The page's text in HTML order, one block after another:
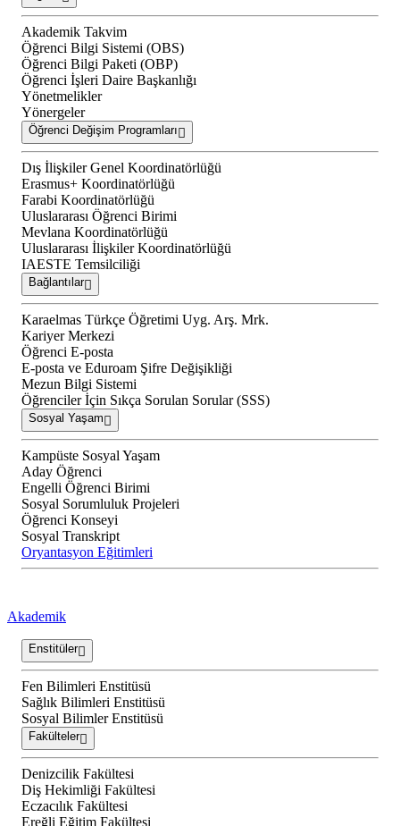
Akademik Takvim
Öğrenci Bilgi Sistemi (OBS)
Öğrenci Bilgi Paketi (OBP)
Öğrenci İşleri Daire Başkanlığı
Yönetmelikler
Yönergeler
Öğrenci Değişim Programları
Dış İlişkiler Genel Koordinatörlüğü
Erasmus+ Koordinatörlüğü
Farabi Koordinatörlüğü
Uluslararası Öğrenci Birimi
Mevlana Koordinatörlüğü
Uluslararası İlişkiler Koordinatörlüğü
IAESTE Temsilciliği
Bağlantılar
Karaelmas Türkçe Öğretimi Uyg. Arş. Mrk.
Kariyer Merkezi
Öğrenci E-posta
E-posta ve Eduroam Şifre Değişikliği
Mezun Bilgi Sistemi
Öğrenciler İçin Sıkça Sorulan Sorular (SSS)
Sosyal Yaşam
Kampüste Sosyal Yaşam
Aday Öğrenci
Engelli Öğrenci Birimi
Sosyal Sorumluluk Projeleri
Öğrenci Konseyi
Sosyal Transkript
Oryantasyon Eğitimleri
Akademik
Enstitüler
Fen Bilimleri Enstitüsü
Sağlık Bilimleri Enstitüsü
Sosyal Bilimler Enstitüsü
Fakülteler
Denizcilik Fakültesi
Diş Hekimliği Fakültesi
Eczacılık Fakültesi
Ereğli Eğitim Fakültesi